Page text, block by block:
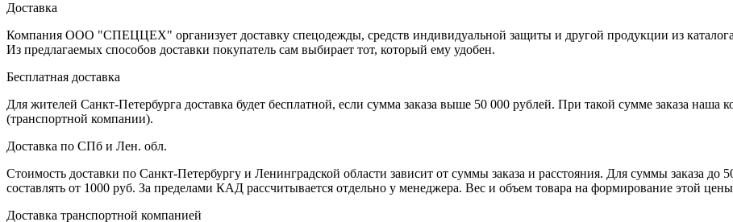
Доставка
Компания ООО "СПЕЦЦЕХ" организует доставку спецодежды, средств индивидуальной защиты и другой продукции из каталога
Из предлагаемых способов доставки покупатель сам выбирает тот, который ему удобен.
Бесплатная доставка
Для жителей Санкт-Петербурга доставка будет бесплатной, если сумма заказа выше 50 000 рублей. При такой сумме заказа
(транспортной компании).
Доставка по СПб и Лен. обл.
Стоимость доставки по Санкт-Петербургу и Ленинградской области зависит от суммы заказа и расстояния. Для суммы заказа до
составлять от 1000 руб. За пределами КАД рассчитывается отдельно у менеджера. Вес и объем товара на формирование этой
Доставка транспортной компанией